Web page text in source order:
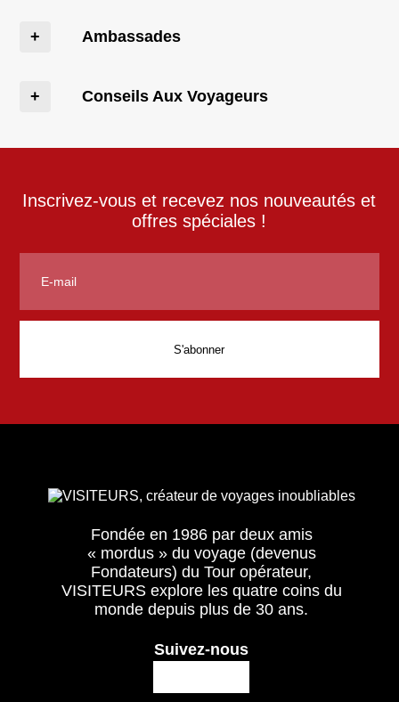
Ambassades
Conseils Aux Voyageurs
Inscrivez-vous et recevez nos nouveautés et
offres spéciales !
Fondée en 1986 par deux amis
« mordus » du voyage (devenus
Fondateurs) du Tour opérateur,
VISITEURS explore les quatre coins du
monde depuis plus de 30 ans.
Suivez-nous